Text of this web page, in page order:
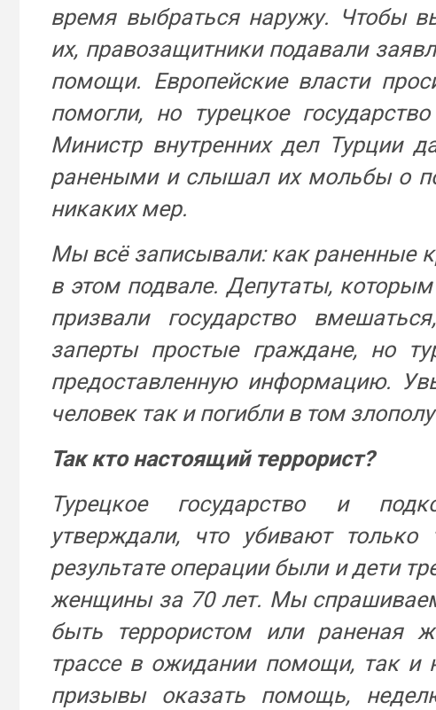
время выбраться наружу. Чтобы
их, правозащитники подавали
помощи. Европейские власти
помогли, но турецкое
Министр внутренних дел Турции
ранеными и слышал их мольбы о
никаких мер.
Мы всё записывали: как раненные
в этом подвале. Депутаты,
призвали государство
заперты простые граждане, но
предоставленную информацию.
человек так и погибли в том
Так кто настоящий террорист?
Турецкое государство и
утверждали, что убивают
результате операции были и дети
женщины за 70 лет. Мы
быть террористом или раненая
трассе в ожидании помощи, так
призывы оказать помощь,